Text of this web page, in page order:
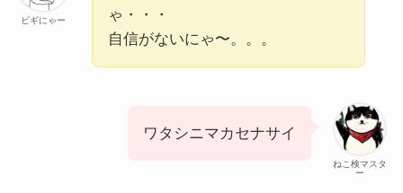
ビギにゃー
ゃ・・・
自信がないにゃ〜。。。
ねこ検マスタ
ー
ワタシニマカセナサイ